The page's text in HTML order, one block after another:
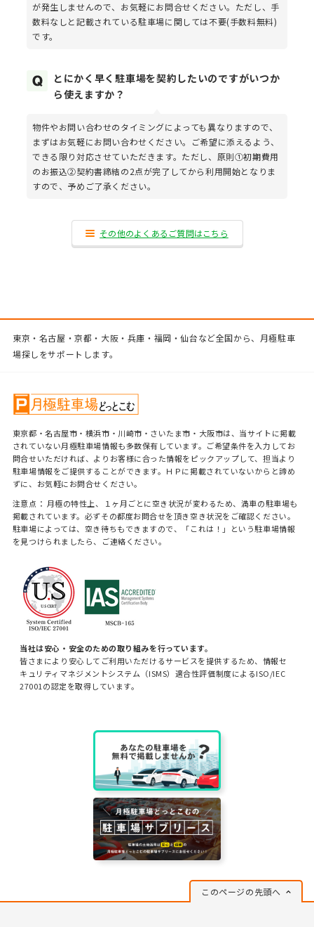
が発生しませんので、お気軽にお問合せください。ただし、手
数料なしと記載されている駐車場に関しては不要(手数料無料)
です。
とにかく早く駐車場を契約したいのですがいつか
ら使えますか？
物件やお問い合わせのタイミングによっても異なりますので、
まずはお気軽にお問い合わせください。ご希望に添えるよう、
できる限り対応させていただきます。ただし、原則①初期費用
のお振込②契約書締結の2点が完了してから利用開始となりま
すので、予めご了承ください。
その他のよくあるご質問はこちら
東京・名古屋・京都・大阪・兵庫・福岡・仙台など全国から、月極駐車
場探しをサポートします。
東京都・名古屋市・横浜市・川崎市・さいたま市・大阪市は、当サイトに掲載
されていない月極駐車場情報も多数保有しています。ご希望条件を入力してお
問合せいただければ、よりお客様に合った情報をピックアップして、担当より
駐車場情報をご提供することができます。ＨＰに掲載されていないからと諦め
ずに、お気軽にお問合せください。
注意点： 月極の特性上、１ヶ月ごとに空き状況が変わるため、満車の駐車場も
掲載されています。必ずその都度お問合せを頂き空き状況をご確認ください。
駐車場によっては、空き待ちもできますので、「これは！」という駐車場情報
を見つけられましたら、ご連絡ください。
当社は安心・安全のための取り組みを行っています。
皆さまにより安心してご利用いただけるサービスを提供するため、情報セ
キュリティマネジメントシステム（ISMS）適合性評価制度によるISO/IEC
27001の認定を取得しています。
このページの先頭へ